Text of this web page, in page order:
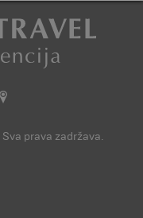
Sva prava zadržava.